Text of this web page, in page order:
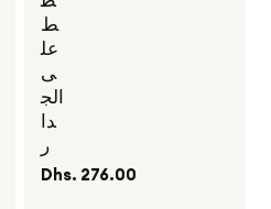
ط
عل
ى
الج
دا
ر
السعر
Dhs. 276.00